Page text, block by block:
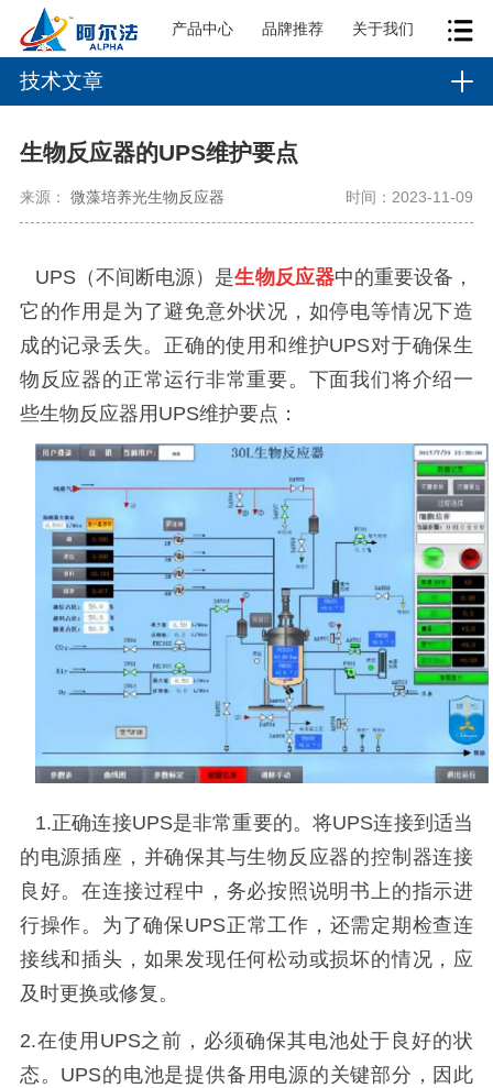
产品中心 品牌推荐 关于我们
技术文章
生物反应器的UPS维护要点
来源： 微藻培养光生物反应器 时间：2023-11-09
UPS（不间断电源）是生物反应器中的重要设备，
它的作用是为了避免意外状况，如停电等情况下造
成的记录丢失。正确的使用和维护UPS对于确保生
物反应器的正常运行非常重要。 下面我们将介绍一
些生物反应器用 UPS维护要点：
1.正确连接UPS是非常重要的。将UPS连接到适当
的电源插座，并确保其与生物反应器的控制器连接
良好。在连接过程中，务必按照说明书上的指示进
行操作。为了确保UPS正常工作，还需定期检查连
接线和插头，如果发现任何松动或损坏的情况，应
及时更换或修复。
2.在使用 UPS之前，必须确保其电池处于良好的状
态。 UPS的电池是提供备用电源的关键部分，因此